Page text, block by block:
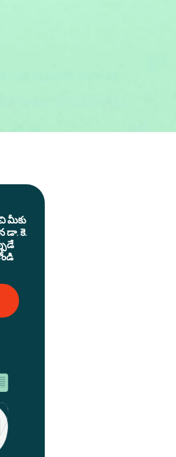
మీకు
డా. కె.